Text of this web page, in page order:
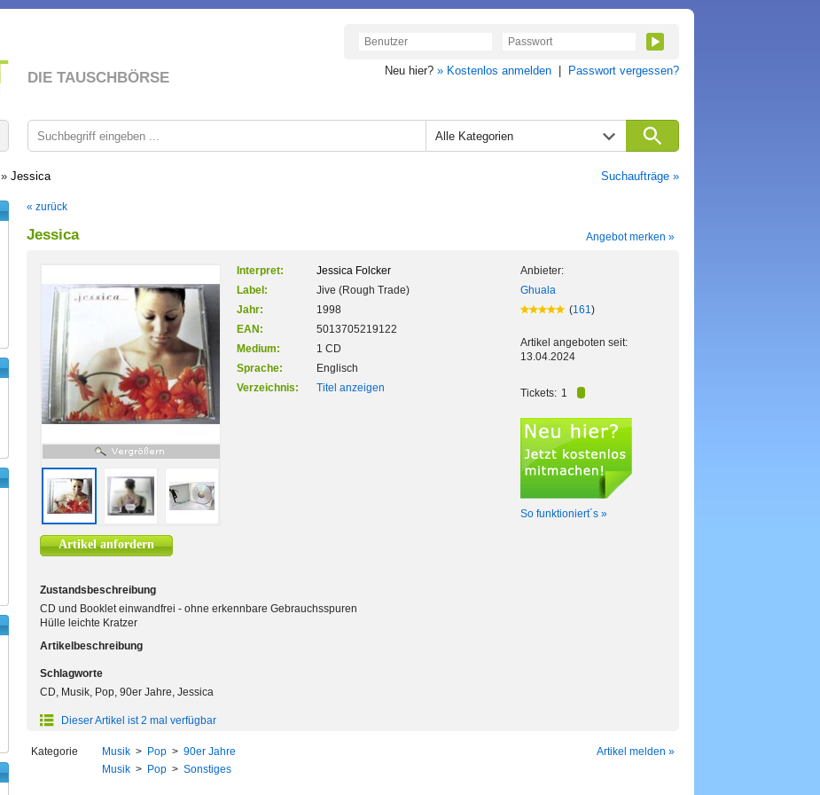
DIE TAUSCHBÖRSE Neu hier? » Kostenlos anmelden Passwort vergessen?
Alle Kategorien
» Jessica Suchaufträge »
« zurück
Jessica Angebot merken »
Artikel anfordern
Interpret:
Jessica Folcker
Label:
Jive (Rough Trade)
Jahr:
1998
EAN:
5013705219122
Medium:
1 CD
Sprache:
Englisch
Verzeichnis:
Titel anzeigen
Anbieter:
Ghuala
(161)
Artikel angeboten seit:
13.04.2024
Tickets: 1
So funktioniert´s »
Zustandsbeschreibung
CD und Booklet einwandfrei - ohne erkennbare Gebrauchsspuren
Hülle leichte Kratzer
Artikelbeschreibung
Schlagworte
CD, Musik, Pop, 90er Jahre, Jessica
Dieser Artikel ist 2 mal verfügbar
Kategorie Musik > Pop > 90er Jahre
Musik > Pop > Sonstiges
Artikel melden »